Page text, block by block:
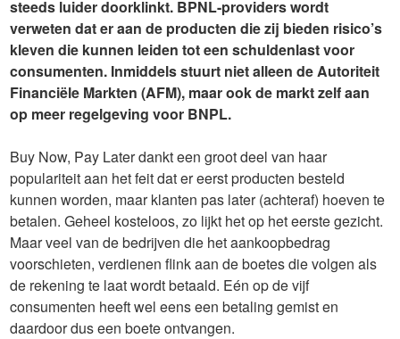
steeds luider doorklinkt. BPNL-providers wordt
verweten dat er aan de producten die zij bieden risico’s
kleven die kunnen leiden tot een schuldenlast voor
consumenten. Inmiddels stuurt niet alleen de Autoriteit
Financiële Markten (AFM), maar ook de markt zelf aan
op meer regelgeving voor BNPL.
Buy Now, Pay Later dankt een groot deel van haar
populariteit aan het feit dat er eerst producten besteld
kunnen worden, maar klanten pas later (achteraf) hoeven te
betalen. Geheel kosteloos, zo lijkt het op het eerste gezicht.
Maar veel van de bedrijven die het aankoopbedrag
voorschieten, verdienen flink aan de boetes die volgen als
de rekening te laat wordt betaald. Eén op de vijf
consumenten heeft wel eens een betaling gemist en
daardoor dus een boete ontvangen.